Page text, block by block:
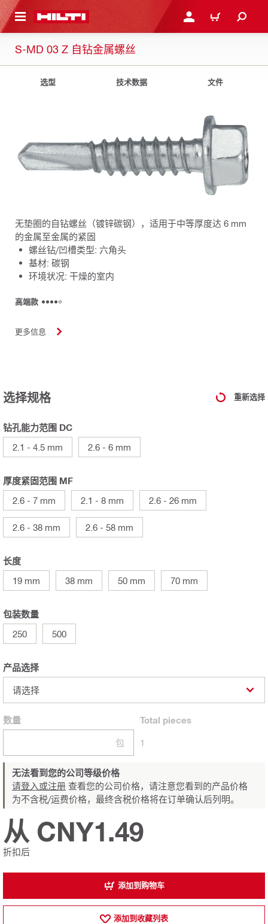
到主页 登录或注册购物车
S-MD 03 Z 自钻金属螺丝
选型 技术数据 文件
无垫圈的自钻螺丝（镀锌碳钢），适用于中等厚度达 6 mm
的金属至金属的紧固
螺丝钻/凹槽类型: 六角头
基材: 碳钢
环境状况: 干燥的室内
高端款
更多信息
选择规格 重新选择
钻孔能力范围 DC
2.1 - 4.5 mm
2.6 - 6 mm
厚度紧固范围 MF
2.6 - 7 mm
2.1 - 8 mm 2.6 - 26 mm
2.6 - 38 mm 2.6 - 58 mm
长度
19 mm
38 mm 50 mm 70 mm
包装数量
250
500
产品选择
请选择
数量
包
Total pieces
1
无法看到您的公司等级价格
请登入或注册 查看您的公司价格，请注意您看到的产品价格
为不含税/运费价格，最终含税价格将在订单确认后列明。
折扣后
从 CNY1.49
添加到购物车
添加到收藏列表